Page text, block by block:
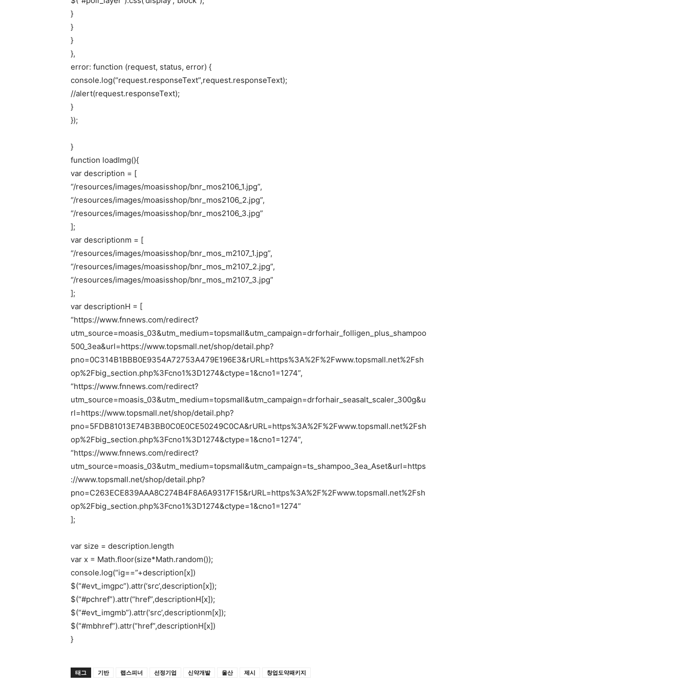
}
}
}
},
error: function (request, status, error) {
console.log(“request.responseText”,request.responseText);
//alert(request.responseText);
}
});
}
function loadImg(){
var description = [
“/resources/images/moasisshop/bnr_mos2106_1.jpg”,
“/resources/images/moasisshop/bnr_mos2106_2.jpg”,
“/resources/images/moasisshop/bnr_mos2106_3.jpg”
];
var descriptionm = [
“/resources/images/moasisshop/bnr_mos_m2107_1.jpg”,
“/resources/images/moasisshop/bnr_mos_m2107_2.jpg”,
“/resources/images/moasisshop/bnr_mos_m2107_3.jpg”
];
var descriptionH = [
“https://www.fnnews.com/redirect?
utm_source=moasis_03&utm_medium=topsmall&utm_campaign=drforhair_folligen_plus_shampoo
500_3ea&url=https://www.topsmall.net/shop/detail.php?
pno=0C314B1BBB0E9354A72753A479E196E3&rURL=https%3A%2F%2Fwww.topsmall.net%2Fsh
op%2Fbig_section.php%3Fcno1%3D1274&ctype=1&cno1=1274”,
“https://www.fnnews.com/redirect?
utm_source=moasis_03&utm_medium=topsmall&utm_campaign=drforhair_seasalt_scaler_300g&u
rl=https://www.topsmall.net/shop/detail.php?
pno=5FDB81013E74B3BB0C0E0CE50249C0CA&rURL=https%3A%2F%2Fwww.topsmall.net%2Fsh
op%2Fbig_section.php%3Fcno1%3D1274&ctype=1&cno1=1274”,
“https://www.fnnews.com/redirect?
utm_source=moasis_03&utm_medium=topsmall&utm_campaign=ts_shampoo_3ea_Aset&url=https
://www.topsmall.net/shop/detail.php?
pno=C263ECE839AAA8C274B4F8A6A9317F15&rURL=https%3A%2F%2Fwww.topsmall.net%2Fsh
op%2Fbig_section.php%3Fcno1%3D1274&ctype=1&cno1=1274”
];
var size = description.length
var x = Math.floor(size*Math.random());
console.log(“ig==”+description[x])
$(“#evt_imgpc”).attr(‘src’,description[x]);
$(“#pchref”).attr(“href”,descriptionH[x]);
$(“#evt_imgmb”).attr(‘src’,descriptionm[x]);
$(“#mbhref”).attr(“href”,descriptionH[x])
}
태그 기반 랩스피너 선정기업 신약개발 울산 제시 창업도약패키지